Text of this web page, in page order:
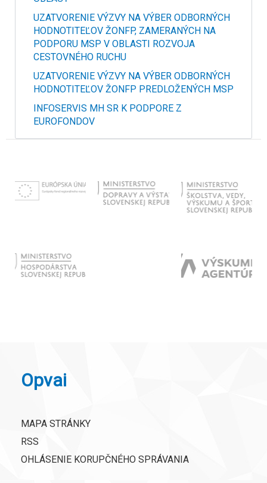
UZATVORENIE VÝZVY NA VÝBER ODBORNÝCH
HODNOTITEĽOV ŽONFP, ZAMERANÝCH NA
PODPORU MSP V OBLASTI ROZVOJA
CESTOVNÉHO RUCHU
UZATVORENIE VÝZVY NA VÝBER ODBORNÝCH
HODNOTITEĽOV ŽONFP PREDLOŽENÝCH MSP
INFOSERVIS MH SR K PODPORE Z
EUROFONDOV
Opvai
MAPA STRÁNKY
RSS
OHLÁSENIE KORUPČNÉHO SPRÁVANIA